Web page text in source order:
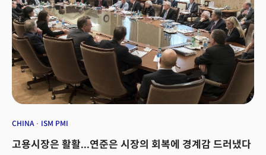
공장주문이 예상보다 크게 하락했다. 미 상무부가 발표한 5월 공장주문은
예상치였던 0.8% 상승을 하회한 0.3%로 미국 경제의 11%를 차지하는
제조업의 위축을 시사했다. FOMC 의사록, "이전보다 느리지만 추가 긴축
필요하다"[2:32pm ET]15개월의 가파른 금리인상 사이클에 쉼표를 찍은
연준이 올해 추가 금리인상 가능성을 재확인했다. 6월 FOMC 정례회의
의사록에 따르면 "대부분의 위원들이 금리를 현수준(5.00~5.25%)으로
유지하는 것이 적절하다고 판단했다."며 금리 동결 결정에 압도적인 동의가
있었음을 시사했다. 그럼에도 연준은 향후 추가 금리인상의 가능성을
배제하지 않았다. 의사록에 따르면 거의 모든 위원들이 추가 인상이 적절할
강력한 고용시장을 꼽았다. 실제 연준이 선호하는 인플레이션 데이터인
개인소비지출(PCE) 근원물가는 5월에도 4.6%가 오르며 올해 내내 거의
변화가 없어 인플레이션의 고착화 우려는 더 커졌다는 평이다. 이 외에도
상승. 금은 달러 약세와 안전자산 선호심리로 상승 전환. 구리는 글로벌
경기침체 우려가 유지되며 1.5% 하락. 달러인덱스 3월 이후 최고...변동성
지수는 20 돌파[10:11am ET]달러인덱스가 5월 이후 초강세를 보이며
103.74로 상승해 3월 이후 최고치를 기록했다. 달러화는 유로화의 약세와
연준의 매파적인 메시지에 5월 이후 1.9%가 상승하며 3개월 만에 처음으로
월간 상승세를 기록했다. 한편 부채한도 이슈가 시장의 불안심리를
이끌어내며 변동성 지수가 5월 4일(현지시각) 이후 처음으로 20일 넘어섰다.
CBOE 변동성 지수(VIX)는 시장의 '공포지수'로 널리 알려진 지표로 S&P500
지수의 옵션 가격에 기초하여 향후 30일간의 시장 변동성에 대한 시장
매카시 하원의장이 백악관과의 부채한도 협상이 난관을 겪고 있지만 "우린
작년보다 지출을 줄여야 하지만 민주당이 이를 포기하지 못하는 것은 우리
CHINA ISM PMI
고용시장은 활활...연준은 시장의 회복에 경계감 드러냈다